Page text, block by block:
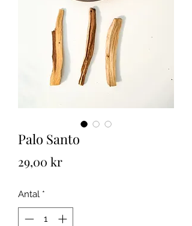
Palo Santo
29,00 krPris
Antal *